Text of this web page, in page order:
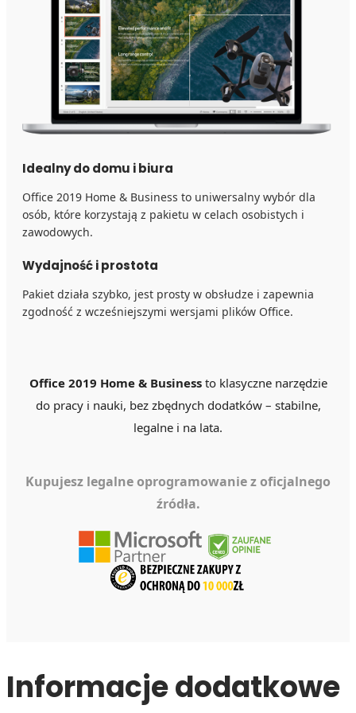
Idealny do domu i biura
Office 2019 Home & Business to uniwersalny wybór dla
osób, które korzystają z pakietu w celach osobistych i
zawodowych.
Wydajność i prostota
Pakiet działa szybko, jest prosty w obsłudze i zapewnia
zgodność z wcześniejszymi wersjami plików Office.
Office 2019 Home & Businessto klasyczne narzędzie
do pracy i nauki, bez zbędnych dodatków – stabilne,
legalne i na lata.
Kupujesz legalne oprogramowanie z oficjalnego
źródła.
Informacje dodatkowe